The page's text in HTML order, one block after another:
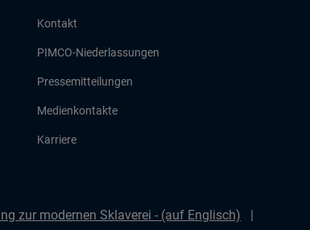
Kontakt
PIMCO-Niederlassungen
Pressemitteilungen
Medienkontakte
Karriere
zur modernen Sklaverei - (auf Englisch)